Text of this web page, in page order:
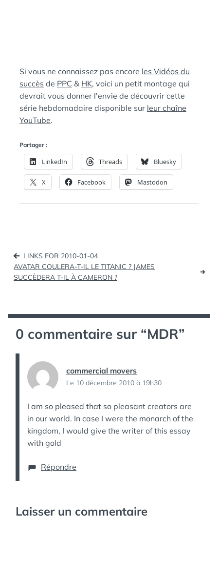
Si vous ne connaissez pas encore les Vidéos du
succès de PPC & HK, voici un petit montage qui
devrait vous donner l'envie de découvrir cette
série hebdomadaire disponible sur leur chaîne
YouTube.
Partager :
LinkedIn Threads Bluesky
X Facebook Mastodon
Navigation
de
l’article
LINKS FOR 2010-01-04
AVATAR COULERA-T-IL LE TITANIC ? JAMES
SUCCÈDERA T-IL À CAMERON ?
0 commentaire sur “MDR”
commercial movers
Le 10 décembre 2010 à 19h30
I am so pleased that so pleasant creators are
in our world. In case I were the monarch of the
kingdom, I would give the writer of this essay
with gold
Répondre
Laisser un commentaire